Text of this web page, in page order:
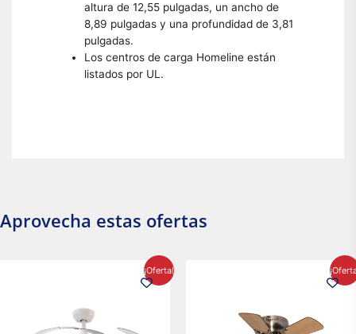
altura de 12,55 pulgadas, un ancho de
8,89 pulgadas y una profundidad de 3,81
pulgadas.
Los centros de carga Homeline están
listados por UL.
Aprovecha estas ofertas
¡Oferta!
$2,986.97.
precio
actual
$1,450.23.
precio
actual